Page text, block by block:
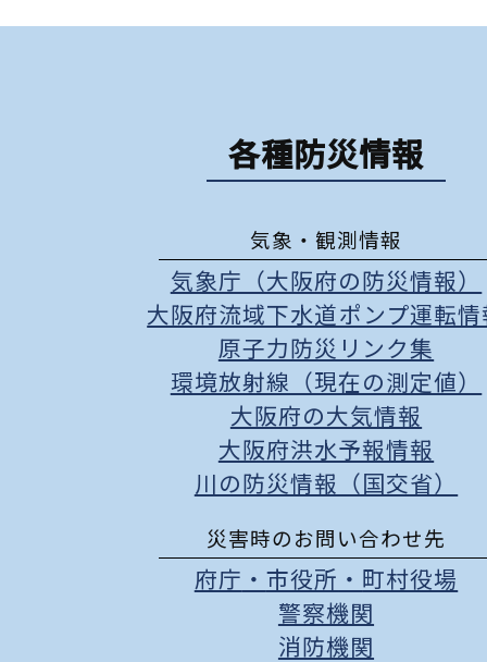
各種防災情報
気象・観測情報
気象庁（大阪府の防災情報）
大阪府流域下水道ポンプ運転情
原子力防災リンク集
環境放射線（現在の測定値）
大阪府の大気情報
大阪府洪水予報情報
川の防災情報（国交省）
災害時のお問い合わせ先
府庁 ・ 市役所 ・ 町村役場
警察機関
消防機関